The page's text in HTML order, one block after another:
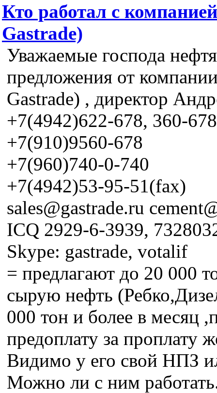
Кто работал с
Gastrade)
Уважаемые господа
предложения от
Gastrade) , директор
+7(4942)622-678, 360-
+7(910)9560-678
+7(960)740-0-740
+7(4942)53-95-51(fax)
sales@gastrade.ru
ICQ 2929-6-3939,
Skype: gastrade, votalif
= предлагают до 20 000
сырую нефть
000 тон и более в месяц
предоплату за проплату
Видимо у его свой НПЗ
Можно ли с ним